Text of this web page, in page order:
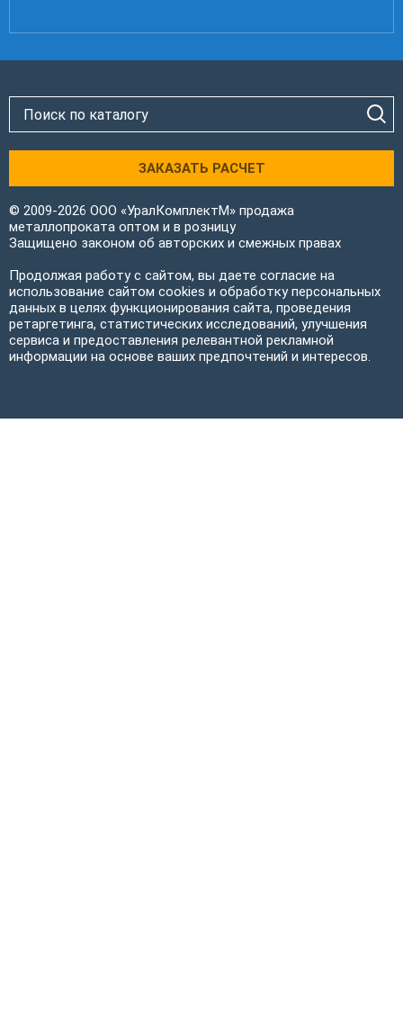
ЗАКАЗАТЬ РАСЧЕТ
© 2009-2026 ООО «УралКомплектМ» продажа
металлопроката оптом и в розницу
Защищено законом об авторских и смежных правах
Продолжая работу с сайтом, вы даете согласие на
использование сайтом cookies и обработку персональных
данных в целях функционирования сайта, проведения
ретаргетинга, статистических исследований, улучшения
сервиса и предоставления релевантной рекламной
информации на основе ваших предпочтений и интересов.